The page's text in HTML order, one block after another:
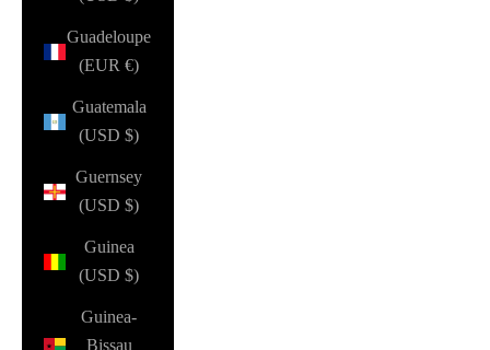
Guadeloupe
(EUR €)
Guatemala
(USD $)
Guernsey
(USD $)
Guinea
(USD $)
Guinea-
Bissau